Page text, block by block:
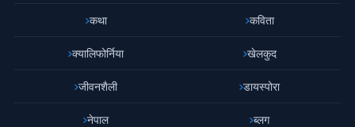
कथा कविता
क्यालिफोर्निया खेलकुद
जीवनशैली डायस्पोरा
नेपाल ब्लग